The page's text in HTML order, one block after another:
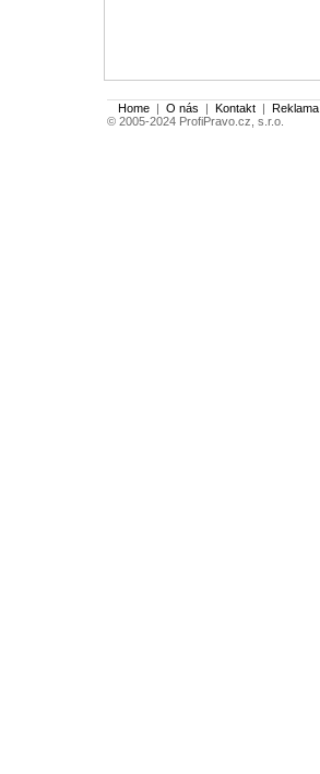
Home | O nás | Kontakt | Reklama
© 2005-2024 ProfiPravo.cz, s.r.o.